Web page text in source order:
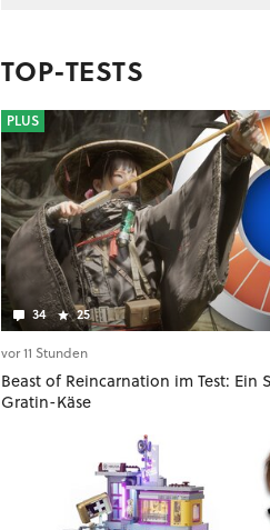
TOP-TESTS
34 25
PLUS
vor 11 Stunden
Beast of Reincarnation im Test: Ein
Gratin-Käse